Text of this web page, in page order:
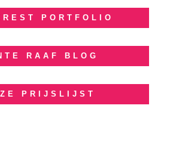
PORTFOLIO
RAAF BLOG
PRIJSLIJST